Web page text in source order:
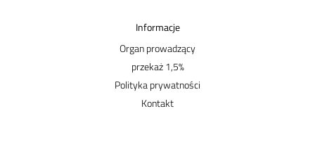
Informacje
Organ prowadzący
przekaż 1,5%
Polityka prywatności
Kontakt